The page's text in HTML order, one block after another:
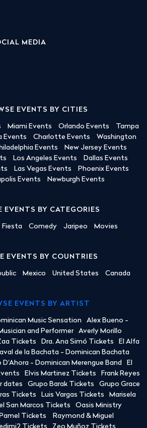
MEDIA
EVENTS BY CITIES
Miami Events Orlando Events
Tampa
Events Charlotte Events
Washington
Events
New Jersey Events
Los Angeles Events
Dallas Events
Las Vegas Events
Phoenix Events
Events
Newburgh Events
EVENTS BY CATEGORIES
Fiesta Comedy Jaripeo Movies
EVENTS BY COUNTRIES
Mexico United States Canada
EVENTS BY ARTIST
Music Sensation
Alex Bueno -
and Performer
Averly Morillo
Tickets Dra. Ana Simó Tickets
El Alfa
de la Bachata - Dominican Bachata
D'Ahora - Dominican Merengue Band
El
Elvis Martinez Tickets
Frank Reyes
dates
Grupo Barak Tickets
Grupo Grace
Tickets Luis Vargas Tickets
Marisela
San Marcos Tickets
Oasis Ministry
Tickets
Raymond & Miguel